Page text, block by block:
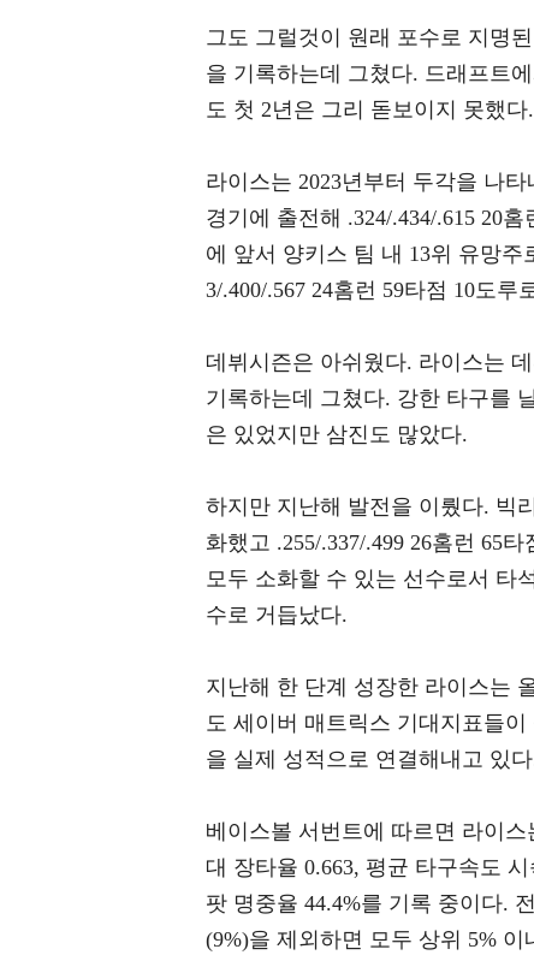
그도 그럴것이 원래 포수로 지명
을 기록하는데 그쳤다. 드래프트
도 첫 2년은 그리 돋보이지 못했다.
라이스는 2023년부터 두각을 나
경기에 출전해 .324/.434/.615 20
에 앞서 양키스 팀 내 13위 유망
3/.400/.567 24홈런 59타점 10도
데뷔시즌은 아쉬웠다. 라이스는
기록하는데 그쳤다. 강한 타구를
은 있었지만 삼진도 많았다.
하지만 지난해 발전을 이뤘다. 빅
화했고 .255/.337/.499 26홈런 65
모두 소화할 수 있는 선수로서 타
수로 거듭났다.
지난해 한 단계 성장한 라이스는
도 세이버 매트릭스 기대지표들
을 실제 성적으로 연결해내고 있
베이스볼 서번트에 따르면 라이스
대 장타율 0.663, 평균 타구속도
팟 명중율 44.4%를 기록 중이다.
(9%)을 제외하면 모두 상위 5%